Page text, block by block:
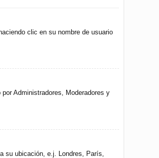
clic en su nombre de usuario
Administradores, Moderadores y
su ubicación, e.j. Londres, París,